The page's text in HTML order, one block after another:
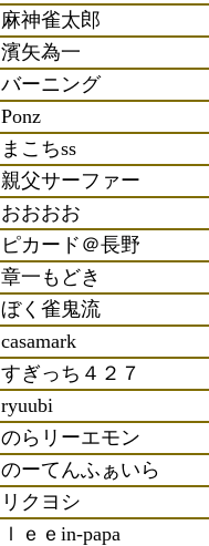
麻神雀太郎
濱矢為一
バーニング
Ponz
まこちss
親父サーファー
おおおお
ピカード＠長野
章一もどき
ぼく雀鬼流
casamark
すぎっち４２７
ryuubi
のらリーエモン
のーてんふぁいら
リクヨシ
ｌｅｅin-papa